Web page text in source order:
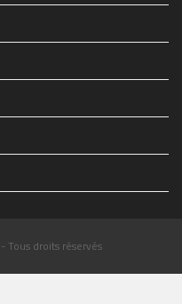
WEB.jpg
Tous droits réservés